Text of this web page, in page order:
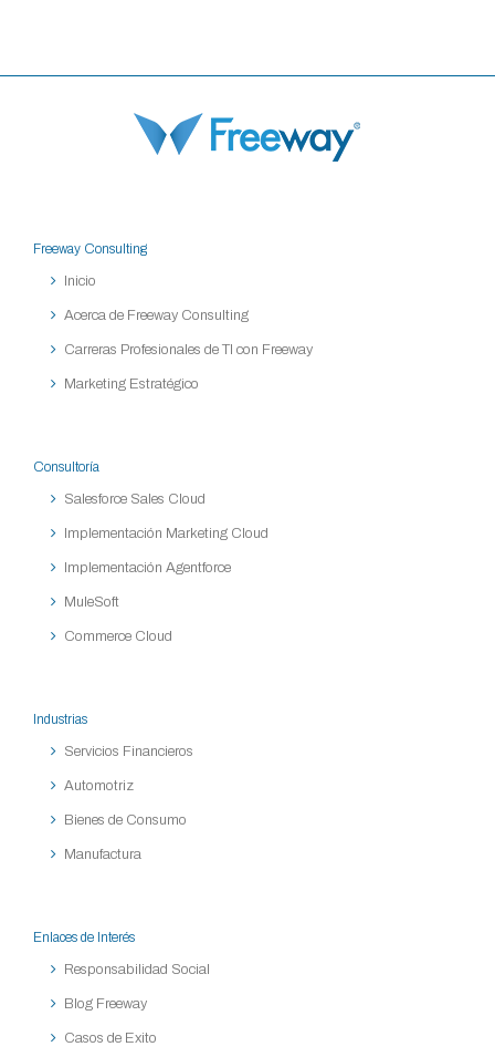
Freeway Consulting
Inicio
Acerca de Freeway Consulting
Carreras Profesionales de TI con Freeway
Marketing Estratégico
Consultoría
Salesforce Sales Cloud
Implementación Marketing Cloud
Implementación Agentforce
MuleSoft
Commerce Cloud
Industrias
Servicios Financieros
Automotriz
Bienes de Consumo
Manufactura
Enlaces de Interés
Responsabilidad Social
Blog Freeway
Casos de Exito